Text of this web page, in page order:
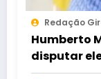
Redação
Humberto
disputar
apoiar Issy